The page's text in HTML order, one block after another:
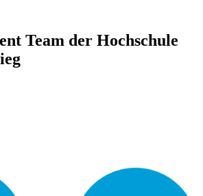
Team der Hochschule